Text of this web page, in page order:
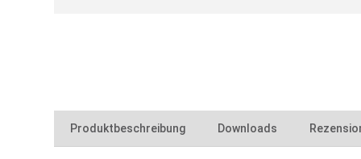
Produktbeschreibung Downloads